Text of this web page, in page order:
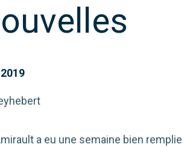
a eu une semaine bien